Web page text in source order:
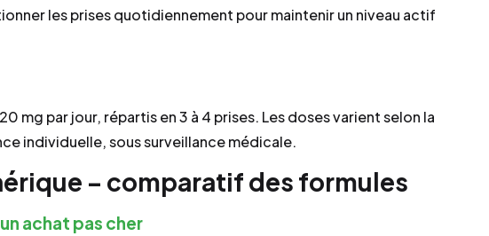
les prises quotidiennement pour maintenir un niveau actif
mg par jour, répartis en 3 à 4 prises. Les doses varient selon la
individuelle, sous surveillance médicale.
– comparatif des formules
achat pas cher